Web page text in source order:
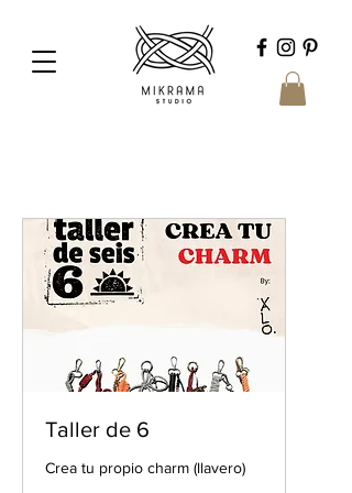
Taller de 6
Crea tu propio charm (llavero)